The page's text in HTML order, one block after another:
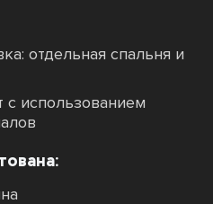
отдельная спальня и
использованием